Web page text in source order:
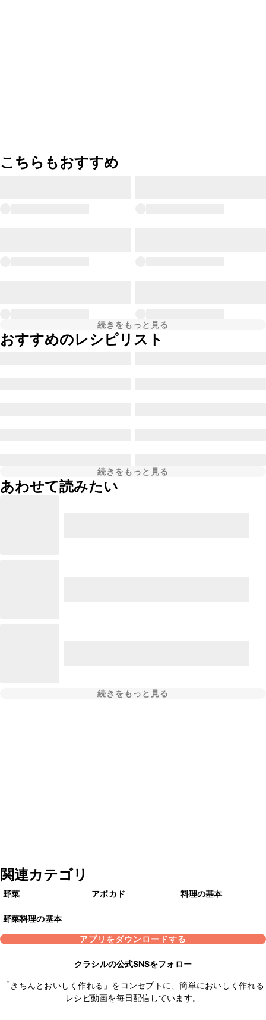
こちらもおすすめ
続きをもっと見る
おすすめのレシピリスト
続きをもっと見る
あわせて読みたい
続きをもっと見る
関連カテゴリ
野菜 アボカド 料理の基本
野菜料理の基本
アプリをダウンロードする
クラシルの公式SNSをフォロー
「きちんとおいしく作れる」をコンセプトに、簡単においしく作れる
レシピ動画を毎日配信しています。